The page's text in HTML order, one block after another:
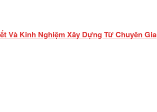
Và Kinh Nghiệm Xây Dựng Từ Chuyên Gia